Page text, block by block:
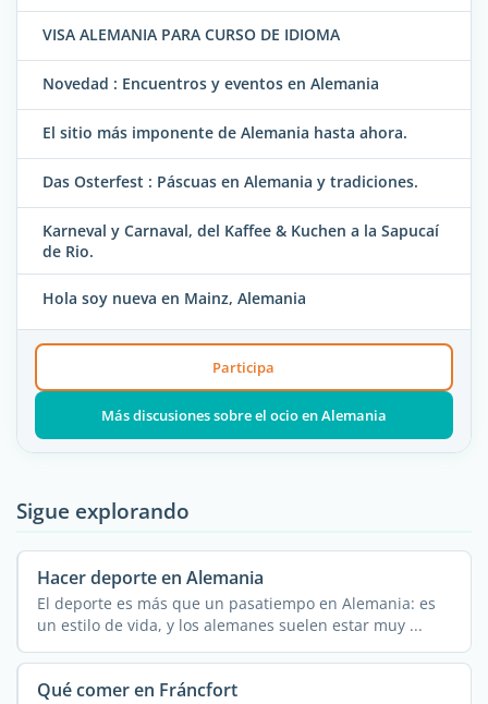
VISA ALEMANIA PARA CURSO DE IDIOMA
Novedad : Encuentros y eventos en Alemania
El sitio más imponente de Alemania hasta ahora.
Das Osterfest : Páscuas en Alemania y tradiciones.
Karneval y Carnaval, del Kaffee & Kuchen a la Sapucaí
de Rio.
Hola soy nueva en Mainz, Alemania
Participa
Más discusiones sobre el ocio en Alemania
Sigue explorando
Hacer deporte en Alemania
El deporte es más que un pasatiempo en Alemania: es
un estilo de vida, y los alemanes suelen estar muy ...
Qué comer en Fráncfort